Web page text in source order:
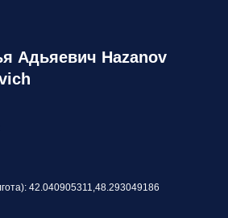
Адьяевич Hazanov
42.040905311,48.293049186